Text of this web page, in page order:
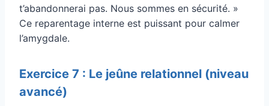
t’abandonnerai pas. Nous sommes en sécurité. »
Ce reparentage interne est puissant pour calmer
l’amygdale.
Exercice 7 : Le jeûne relationnel (niveau
avancé)